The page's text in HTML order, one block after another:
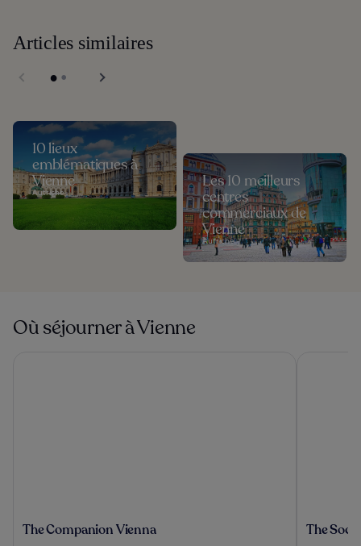
Articles similaires
10 lieux
emblématiques à
Vienne
Autriche
Les 10 meilleurs
centres
commerciaux de
Vienne
Autriche
Où séjourner à Vienne
The
The Companion Vienna
The
The